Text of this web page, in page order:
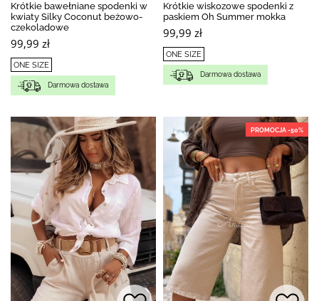
Krótkie bawełniane spodenki w
kwiaty Silky Coconut beżowo-
czekoladowe
99,99 zł
ONE SIZE
Darmowa dostawa
Krótkie wiskozowe spodenki z
paskiem Oh Summer mokka
99,99 zł
ONE SIZE
Darmowa dostawa
PROMOCJA -50%